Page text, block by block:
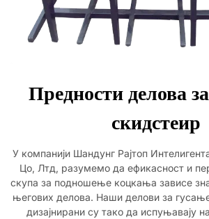
Предности делова
скидстеир
У компанији Шандунг Рајтоп
Цо, Лтд, разумемо да ефикасност и
скупа за подношење коцкања зависе
његових делова. Наши делови за
дизајнирани су тако да испуњавају